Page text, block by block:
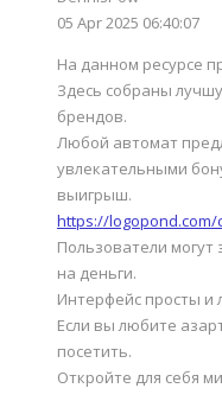
05 Apr 2025 06:40:07
На данном ресурсе
Здесь собраны
брендов.
Любой автомат
увлекательными
выигрыш.
https://
Пользователи могут
на деньги.
Интерфейс просты и
Если вы любите
посетить.
Откройте для себя